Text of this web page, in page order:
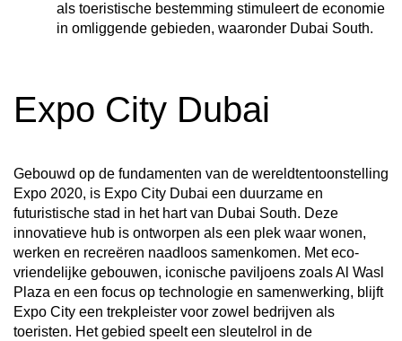
als toeristische bestemming stimuleert de economie
in omliggende gebieden, waaronder Dubai South.
Expo City Dubai
Gebouwd op de fundamenten van de wereldtentoonstelling
Expo 2020, is Expo City Dubai een duurzame en
futuristische stad in het hart van Dubai South. Deze
innovatieve hub is ontworpen als een plek waar wonen,
werken en recreëren naadloos samenkomen. Met eco-
vriendelijke gebouwen, iconische paviljoens zoals Al Wasl
Plaza en een focus op technologie en samenwerking, blijft
Expo City een trekpleister voor zowel bedrijven als
toeristen. Het gebied speelt een sleutelrol in de